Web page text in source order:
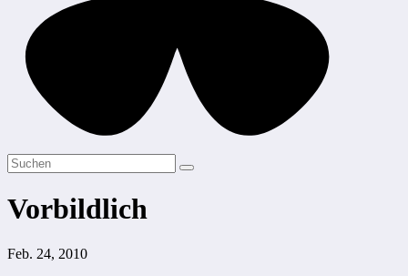
Vorbildlich
Feb. 24, 2010